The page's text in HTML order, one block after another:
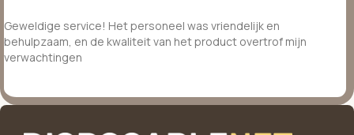
Geweldige service! Het personeel was vriendelijk en
behulpzaam, en de kwaliteit van het product overtrof mijn
verwachtingen